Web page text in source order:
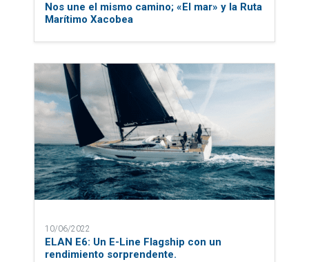
Nos une el mismo camino; «El mar» y la Ruta
Marítimo Xacobea
10/06/2022
ELAN E6: Un E-Line Flagship con un
rendimiento sorprendente.